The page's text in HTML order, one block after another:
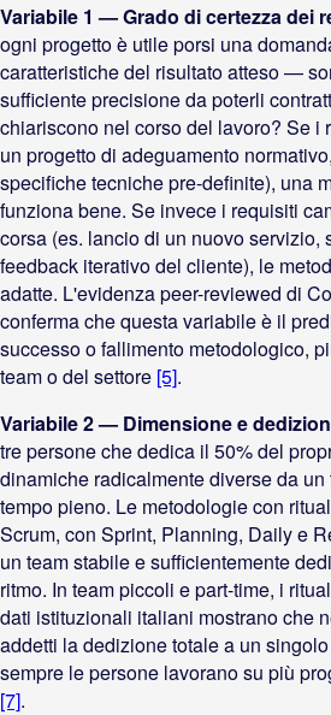
Variabile 1 — Grado di certezza dei
ogni progetto è utile porsi una
caratteristiche del risultato atteso —
sufficiente precisione da poterli
chiariscono nel corso del lavoro? Se i
un progetto di adeguamento
specifiche tecniche pre-definite), una
funziona bene. Se invece i requisiti
corsa (es. lancio di un nuovo servizio,
feedback iterativo del cliente), le
adatte. L'evidenza peer-reviewed di
conferma che questa variabile è il
successo o fallimento metodologico,
team o del settore [5].
Variabile 2 — Dimensione e
tre persone che dedica il 50% del
dinamiche radicalmente diverse da
tempo pieno. Le metodologie con
Scrum, con Sprint, Planning, Daily e
un team stabile e sufficientemente
ritmo. In team piccoli e part-time, i
dati istituzionali italiani mostrano che
addetti la dedizione totale a un
sempre le persone lavorano su più
[7].